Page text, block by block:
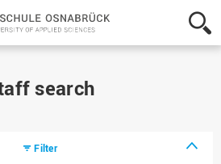
Hochschule
Osnabrück
-
search
Filter